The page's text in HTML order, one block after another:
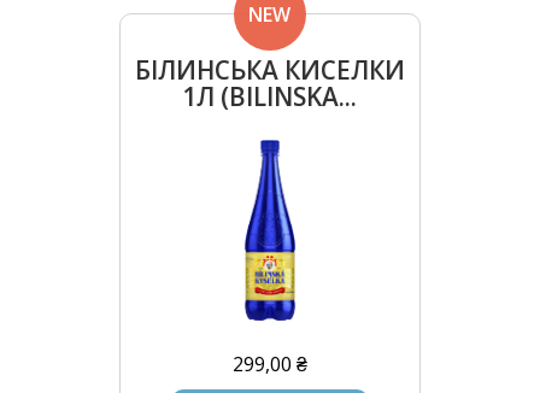
БІЛИНСЬКА КИСЕЛКИ
1Л (BILINSKA...
NEW
299,00 ₴